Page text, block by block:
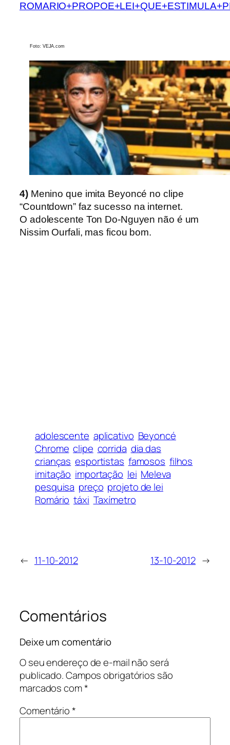
Foto: VEJA.com
4)Menino que imita Beyoncé no clipe
“Countdown” faz sucesso na internet.
O adolescente Ton Do-Nguyen não é um
Nissim Ourfali, mas ficou bom.
adolescente aplicativo Beyoncé
Chrome clipe corrida dia das
crianças esportistas famosos filhos
imitação importação lei Meleva
pesquisa preço projeto de lei
Romário táxi Taxímetro
← 11-10-2012 13-10-2012 →
Comentários
Deixe um comentário
O seu endereço de e-mail não será
publicado.Campos obrigatórios são
marcados com*
Comentário*